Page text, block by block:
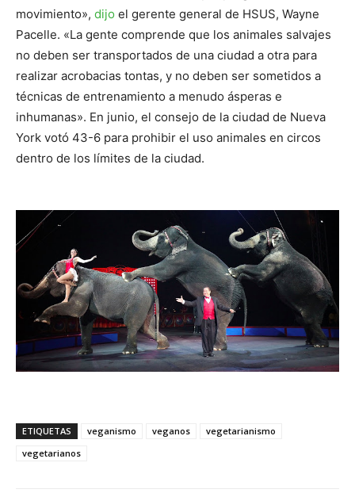
movimiento», dijo el gerente general de HSUS, Wayne
Pacelle. «La gente comprende que los animales salvajes
no deben ser transportados de una ciudad a otra para
realizar acrobacias tontas, y no deben ser sometidos a
técnicas de entrenamiento a menudo ásperas e
inhumanas». En junio, el consejo de la ciudad de Nueva
York votó 43-6 para prohibir el uso animales en circos
dentro de los límites de la ciudad.
ETIQUETAS veganismo veganos
vegetarianismo
vegetarianos